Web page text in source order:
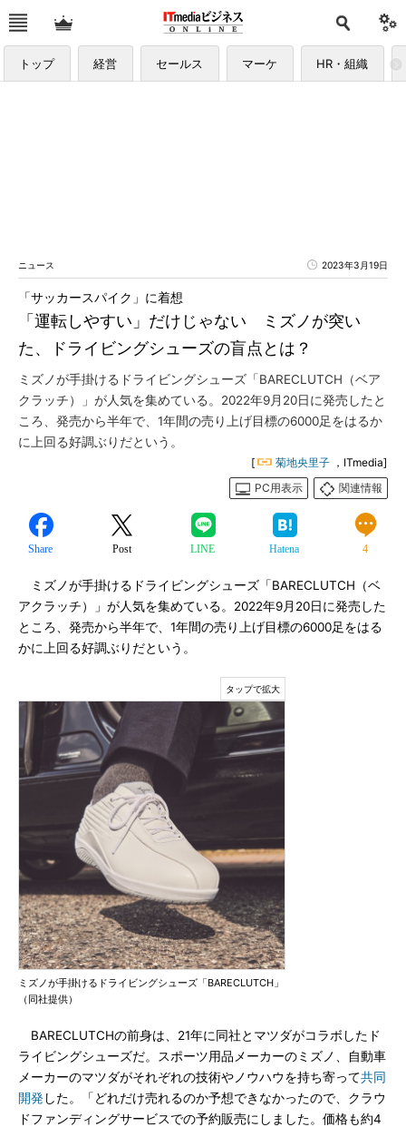
トップ 経営 セールス マーケ HR・組織
ニュース 2023年3月19日
「運転しやすい」だけじゃない ミズノが突い
た、ドライビングシューズの盲点とは？
「サッカースパイク」に着想
ミズノが手掛けるドライビングシューズ「BARECLUTCH（ベア
クラッチ）」が人気を集めている。2022年9月20日に発売したと
ころ、発売から半年で、1年間の売り上げ目標の6000足をはるか
に上回る好調ぶりだという。
[ 菊地央里子 ，ITmedia]
PC用表示
関連情報
Share Post LINE Hatena 4
ミズノが手掛けるドライビングシューズ「BARECLUTCH（ベ
アクラッチ）」が人気を集めている。2022年9月20日に発売した
ところ、発売から半年で、1年間の売り上げ目標の6000足をはる
かに上回る好調ぶりだという。
ミズノが手掛けるドライビングシューズ「BARECLUTCH」
（同社提供）
BARECLUTCHの前身は、21年に同社とマツダがコラボしたド
ライビングシューズだ。スポーツ用品メーカーのミズノ、自動車
メーカーのマツダがそれぞれの技術やノウハウを持ち寄って共同
開発 した。「どれだけ売れるのか予想できなかったので、クラウ
ドファンディングサービスでの予約販売にしました。価格も約4